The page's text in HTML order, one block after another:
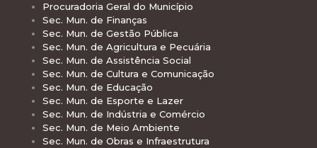
Procuradoria Geral do Município
Sec. Mun. de Finanças
Sec. Mun. de Gestão Pública
Sec. Mun. de Agricultura e Pecuária
Sec. Mun. de Assistência Social
Sec. Mun. de Cultura e Comunicação
Sec. Mun. de Educação
Sec. Mun. de Esporte e Lazer
Sec. Mun. de Indústria e Comércio
Sec. Mun. de Meio Ambiente
Sec. Mun. de Obras e Infraestrutura